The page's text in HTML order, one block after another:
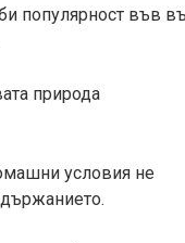
популярност във
природа
условия не